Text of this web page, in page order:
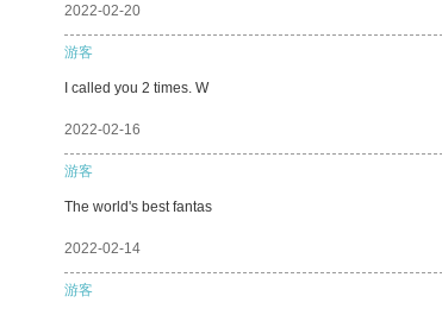
2022-02-20
游客
I called you 2 times. W
2022-02-16
游客
The world's best fantas
2022-02-14
游客